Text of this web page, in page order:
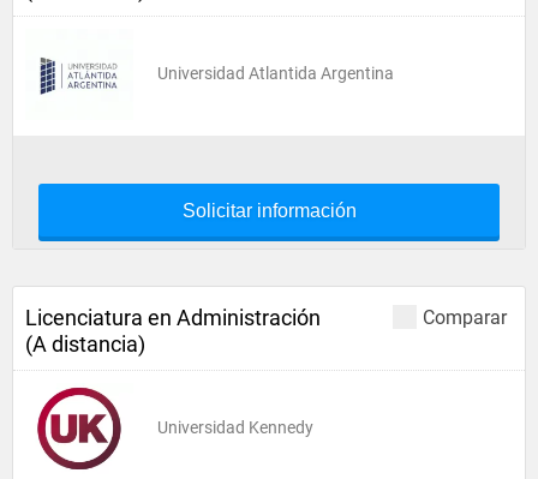
Universidad Atlantida Argentina
Solicitar información
Comparar
Licenciatura en Administración
(A distancia)
Universidad Kennedy